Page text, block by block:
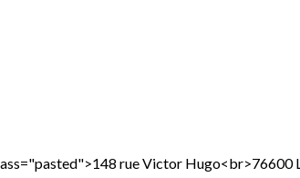
rue Victor Hugo<br>76600